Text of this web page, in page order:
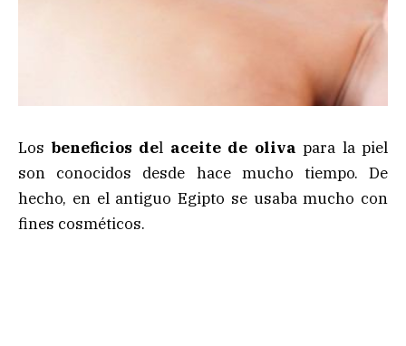
Los beneficios del aceite de oliva para la piel
son conocidos desde hace mucho tiempo. De
hecho, en el antiguo Egipto se usaba mucho con
fines cosméticos.